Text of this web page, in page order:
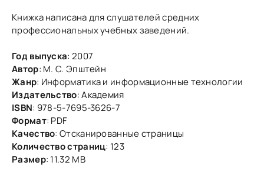
Книжка написана для слушателей средних
профессиональных учебных заведений.
Год выпуска: 2007
Автор: М. С. Эпштейн
Жанр: Информатика и информационные технологии
Издательство: Академия
ISBN: 978-5-7695-3626-7
Формат: PDF
Качество: Отсканированные страницы
Количество страниц: 123
Размер: 11.32 MB